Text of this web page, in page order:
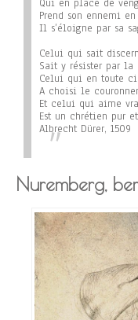
Qui en place de
Prend son ennemi
Il s’éloigne par sa
Celui qui sait
Sait y résister par la
Celui qui en toute
A choisi le
Et celui qui aime
Est un chrétien pur
Albrecht Dürer, 1509
Nuremberg,